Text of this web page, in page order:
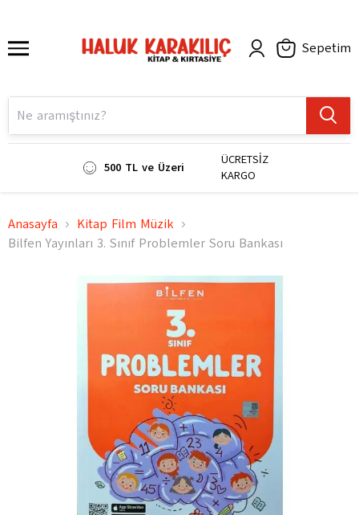
Sepetim
500 TL ve Üzeri
ÜCRETSİZ
KARGO
Anasayfa
Kitap Film Müzik
Bilfen Yayınları 3. Sınıf Problemler Soru Bankası